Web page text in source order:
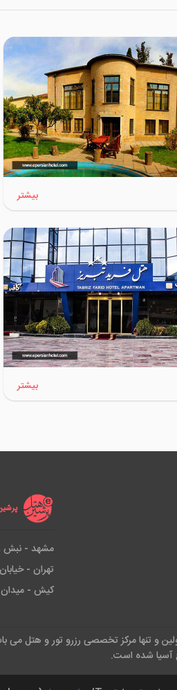
بیشتر
بیشتر
مشهد - نبش راهنمایی
تهران -
کیش - میدان
و تنها مرکز تخصصی رزرو تور و هتل می
آسیا شده است.